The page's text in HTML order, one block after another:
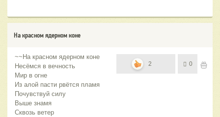
На красном ядерном коне
~~На красном ядерном коне
Несёмся в вечность
Мир в огне
Из алой пасти рвётся пламя
Почувствуй силу
Выше знамя
Сквозь ветер
2 0